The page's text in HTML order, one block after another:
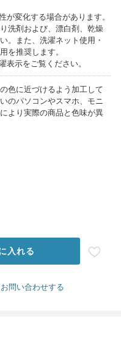
変化する場合があります。
洗剤および、漂白剤、乾燥
。また、洗濯ネット使用・
を推奨します。
示をご覧ください。
色に近づけるよう加工して
のパソコンやスマホ、モニ
より実際の商品と色味が異
入れる
問い合わせする